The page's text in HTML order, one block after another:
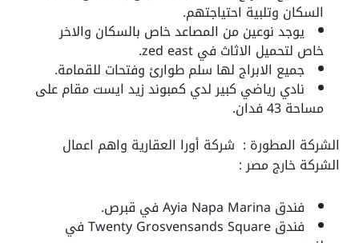
السكان وتلبية احتياجتهم.
يوجد نوعين من المصاعد خاص بالسكان والاخر
خاص لتحميل الاثاث فيzed east
.
جميع الابراج لها سلم طوارئ وفتحات للقمامة.
نادي رياضي كبير لدي كمبوند زيد ايست مقام على
مساحة 43 فدان.
الشركة المطورة : شركة أورا العقارية واهم اعمال
الشركة خارج مصر :
فندق Ayia Napa Marina في قبرص.
فندق Twenty Grosvensands Square في